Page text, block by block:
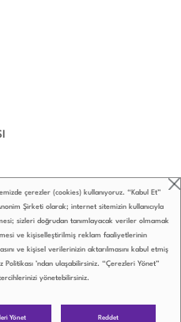
çerezler (cookies) kullanıyoruz. “Kabul Et”
Şirketi olarak; internet sitemizin kullanıcıyla
sizleri doğrudan tanımlayacak veriler olmamak
ve kişiselleştirilmiş reklam faaliyetlerinin
ve kişisel verilerinizin aktarılmasını kabul etmiş
Politikası ’ndan ulaşabilirsiniz. “Çerezleri Yönet”
yönetebilirsiniz.
Yönet